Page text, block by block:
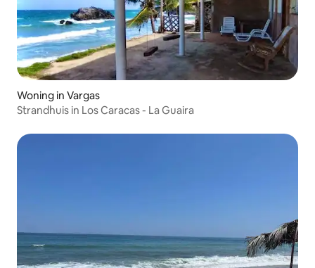
Woning in Vargas
Strandhuis in Los Caracas - La Guaira